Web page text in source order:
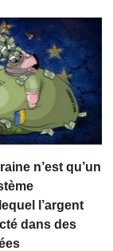
n’est qu’un
l’argent
dans des